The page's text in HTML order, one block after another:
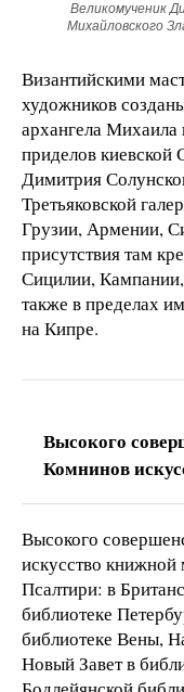
Великомученик
Михайловского
Византийскими
художников
архангела Михаила
приделов киевской
Димитрия
Третьяковской
Грузии, Армении,
присутствия там
Сицилии,
также в пределах
на Кипре.
Высокого
Комнинов
Высокого
искусство
Псалтири: в
библиотеке
библиотеке Вены,
Новый Завет в